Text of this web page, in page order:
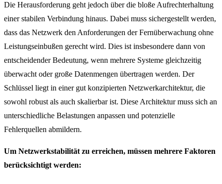
Die Herausforderung geht jedoch über die bloße Aufrechterhaltung
einer stabilen Verbindung hinaus. Dabei muss sichergestellt werden,
dass das Netzwerk den Anforderungen der Fernüberwachung ohne
Leistungseinbußen gerecht wird. Dies ist insbesondere dann von
entscheidender Bedeutung, wenn mehrere Systeme gleichzeitig
überwacht oder große Datenmengen übertragen werden. Der
Schlüssel liegt in einer gut konzipierten Netzwerkarchitektur, die
sowohl robust als auch skalierbar ist. Diese Architektur muss sich an
unterschiedliche Belastungen anpassen und potenzielle
Fehlerquellen abmildern.
Um Netzwerkstabilität zu erreichen, müssen mehrere Faktoren
berücksichtigt werden: